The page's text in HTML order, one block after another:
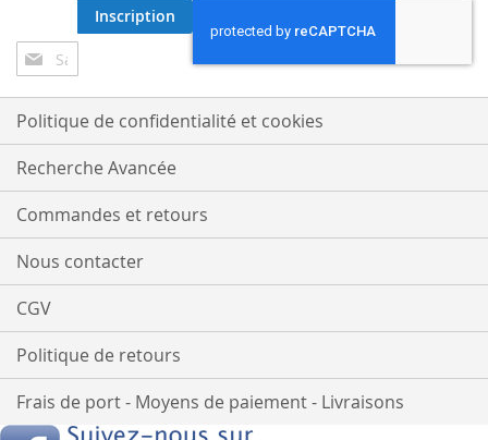
Inscription
à
notre
lettre
d’information
:
Inscription
Politique de confidentialité et cookies
Recherche Avancée
Commandes et retours
Nous contacter
CGV
Politique de retours
Frais de port - Moyens de paiement - Livraisons